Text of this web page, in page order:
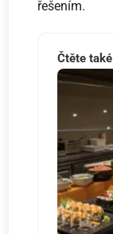
řešením.
Čtěte také